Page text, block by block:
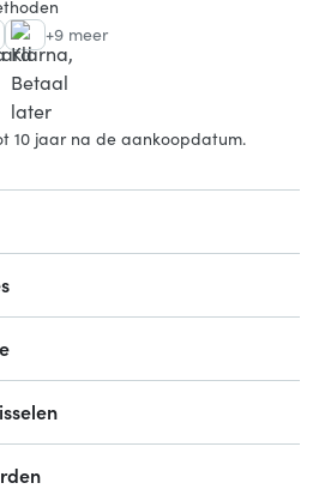
+9 meer
10 jaar na de aankoopdatum.